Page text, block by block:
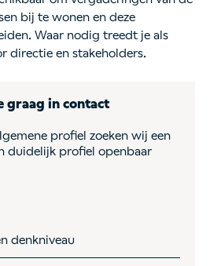
bij te wonen en deze
Waar nodig treedt je als
directie en stakeholders.
graag in contact
profiel zoeken wij een
duidelijk profiel openbaar
denkniveau